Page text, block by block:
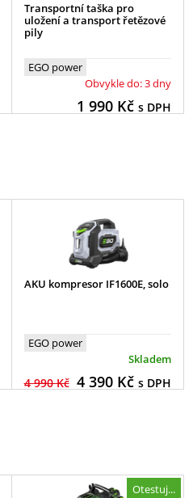
Transportní taška pro
uložení a transport řetězové
pily
EGO power
Obvykle do: 3 dny
1 990Kč s DPH
AKU kompresor IF1600E, solo
EGO power
Skladem
4 990 Kč 4 390Kč s DPH
Otestuj...